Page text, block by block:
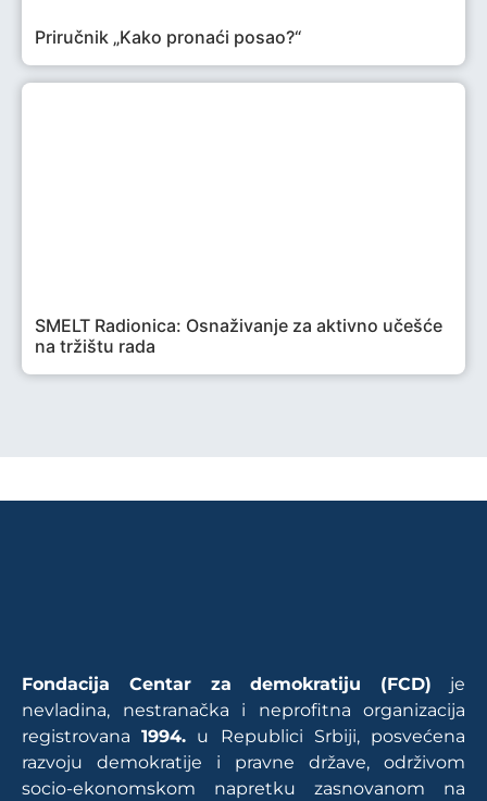
Priručnik „Kako pronaći posao?“
SMELT Radionica: Osnaživanje za aktivno učešće
na tržištu rada
Fondacija Centar za demokratiju (FCD) je
nevladina, nestranačka i neprofitna organizacija
registrovana1994. u Republici Srbiji, posvećena
razvoju demokratije i pravne države, održivom
socio-ekonomskom napretku zasnovanom na